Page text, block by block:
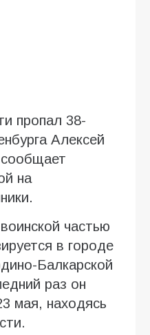
пропал 38-
Алексей
на
частью
в городе
Балкарской
раз он
мая, находясь